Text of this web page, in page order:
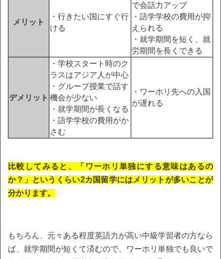
メリット
・行きたい国にすぐ行
ける
で会話力アップ
・語学学校の費用が抑
えられる
・就学期間を短く、就
労期間を長くできる
デメリット
・学校スタート時のク
ラスはアジア人が中心
・グループ授業で話す
機会が少ない
・就学期間が長くなる
・語学学校の費用がか
さむ
・ワーホリ先への入国
が遅れる
比較してみると、「ワーホリ単独にする意味はあるの
か？」というくらい2カ国留学にはメリットが多いことが
分かります。
もちろん、元々ある程度英語力が高い中級学習者の方なら
ば、就学期間が短くて済むので、ワーホリ単独でも良いで